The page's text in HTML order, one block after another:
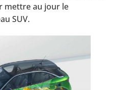
mettre au jour le
SUV.